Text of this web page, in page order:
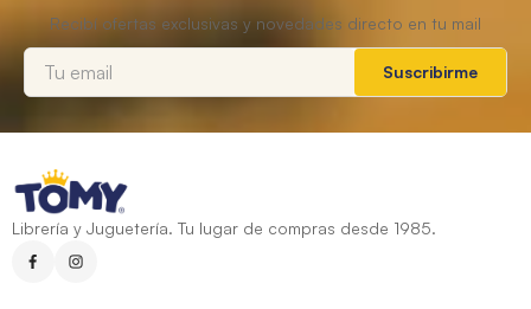
Suscribirme
Librería y Juguetería. Tu lugar de compras desde 1985.